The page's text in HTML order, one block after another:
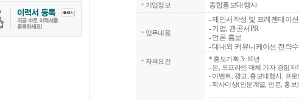
기업정보 종합홍보대행사
업무내용
- 제안서작성 및 프레젠테이션
- 기업, 관공서PR
- 언론 홍보
- 대내외 커뮤니케이션 전략
자격요건 * 홍보기획 3~10년
- 온, 오프라인 매체 기자 경험자
- 이벤트, 광고, 홍보대행
- 학사이상(인문계열, 언론, 홍보)